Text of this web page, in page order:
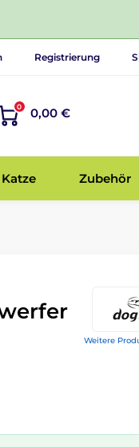
Registrierung
0 0,00 €
Katze Zubehör
Weitere